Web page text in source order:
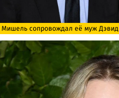
Мишель сопровождал её муж Дэвид